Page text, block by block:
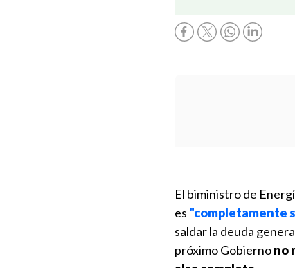
El biministro de
es "completamente
saldar la deuda
próximo Gobiernono